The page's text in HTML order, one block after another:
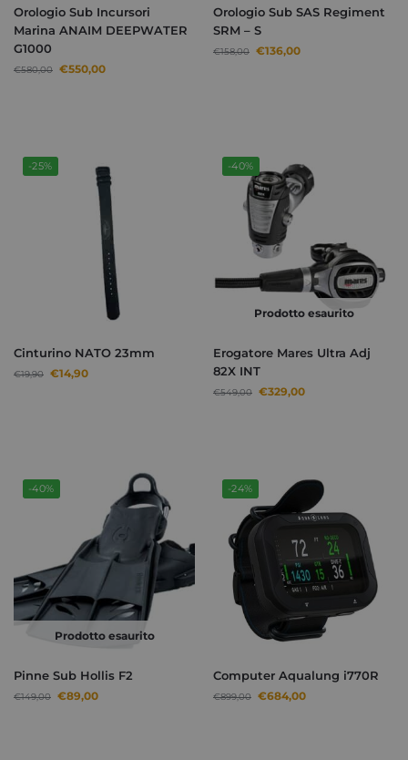
Orologio Sub Incursori
Marina ANAIM DEEPWATER
G1000
€580,00 €550,00
Orologio Sub SAS Regiment
SRM – S
€158,00 €136,00
-25%
Cinturino NATO 23mm
€19,90 €14,90
-40%
Prodotto esaurito
Erogatore Mares Ultra Adj
82X INT
€549,00 €329,00
-40%
Prodotto esaurito
Pinne Sub Hollis F2
€149,00 €89,00
-24%
Computer Aqualung i770R
€899,00 €684,00